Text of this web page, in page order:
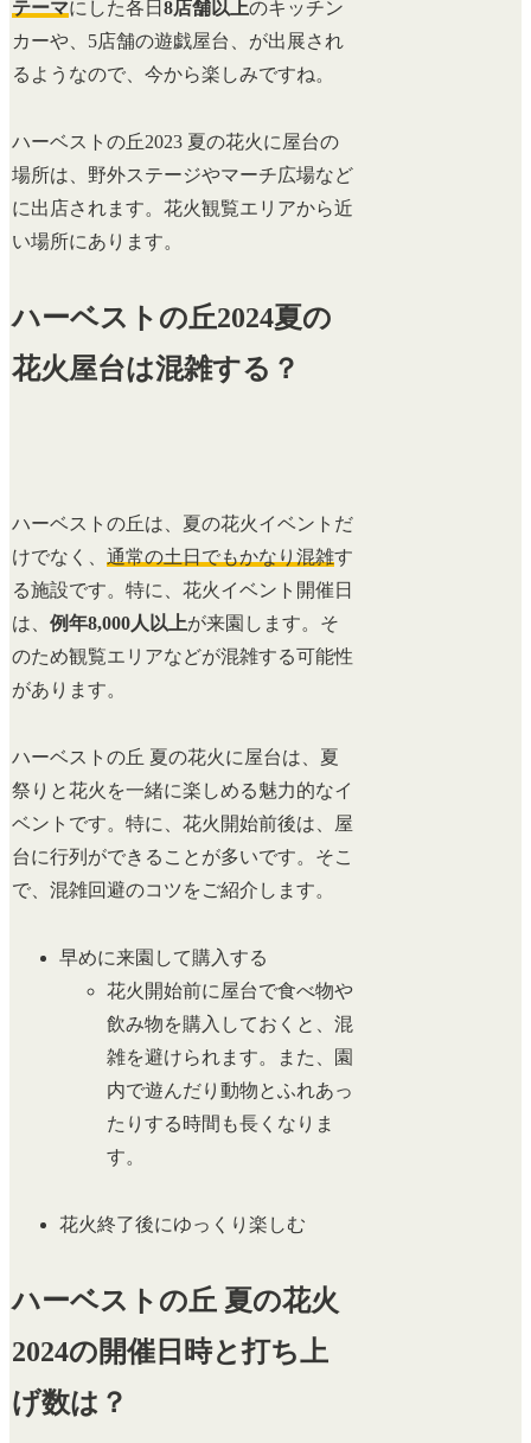
テーマにした各日8店舗以上のキッチン
カーや、5店舗の遊戯屋台、が出展され
るようなので、今から楽しみですね。
ハーベストの丘2023 夏の花火に屋台の
場所は、野外ステージやマーチ広場など
に出店されます。花火観覧エリアから近
い場所にあります。
ハーベストの丘2024夏の
花火屋台は混雑する？
ハーベストの丘は、夏の花火イベントだ
けでなく、通常の土日でもかなり混雑す
る施設です。特に、花火イベント開催日
は、例年8,000人以上が来園します。そ
のため観覧エリアなどが混雑する可能性
があります。
ハーベストの丘 夏の花火に屋台は、夏
祭りと花火を一緒に楽しめる魅力的なイ
ベントです。特に、花火開始前後は、屋
台に行列ができることが多いです。そこ
で、混雑回避のコツをご紹介します。
早めに来園して購入する
花火開始前に屋台で食べ物や
飲み物を購入しておくと、混
雑を避けられます。また、園
内で遊んだり動物とふれあっ
たりする時間も長くなりま
す。
花火終了後にゆっくり楽しむ
ハーベストの丘 夏の花火
2024の開催日時と打ち上
げ数は？